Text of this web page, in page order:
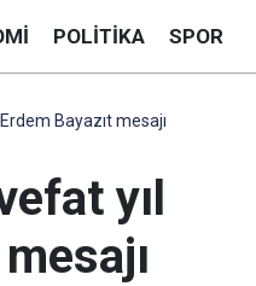
POLITIKA SPOR
Bayazıt mesajı
yıl